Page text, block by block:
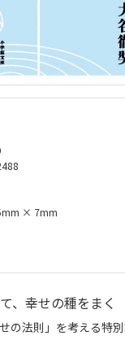
× 7mm
、幸せの種をまく
の法則」を考える特